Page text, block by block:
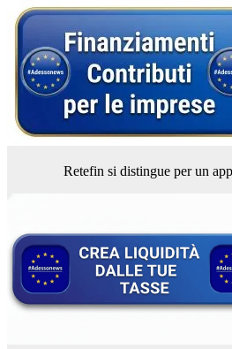
Retefin si distingue per un